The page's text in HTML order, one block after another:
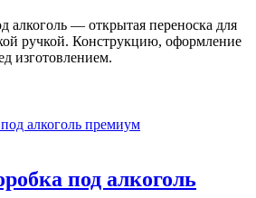
алкоголь — открытая переноска для
ручкой. Конструкцию, оформление
изготовлением.
под алкоголь